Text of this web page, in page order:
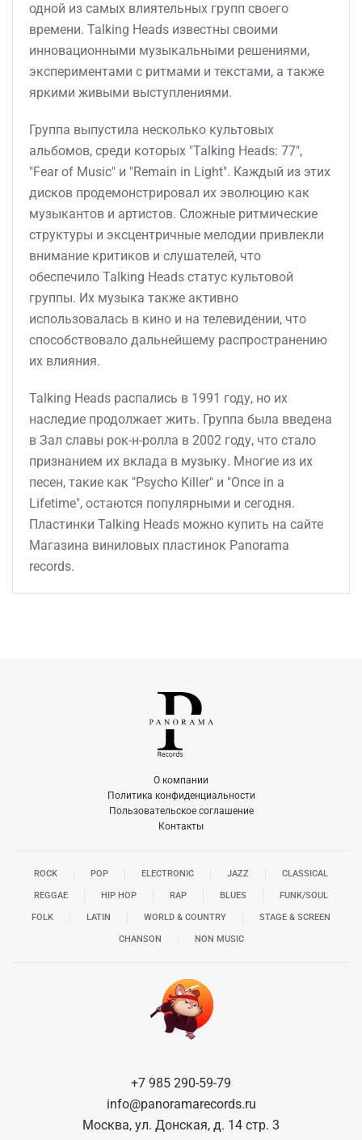
одной из самых влиятельных групп своего
времени. Talking Heads известны своими
инновационными музыкальными решениями,
экспериментами с ритмами и текстами, а также
яркими живыми выступлениями.
Группа выпустила несколько культовых
альбомов, среди которых "Talking Heads: 77",
"Fear of Music" и "Remain in Light". Каждый из этих
дисков продемонстрировал их эволюцию как
музыкантов и артистов. Сложные ритмические
структуры и эксцентричные мелодии привлекли
внимание критиков и слушателей, что
обеспечило Talking Heads статус культовой
группы. Их музыка также активно
использовалась в кино и на телевидении, что
способствовало дальнейшему распространению
их влияния.
Talking Heads распались в 1991 году, но их
наследие продолжает жить. Группа была введена
в Зал славы рок-н-ролла в 2002 году, что стало
признанием их вклада в музыку. Многие из их
песен, такие как "Psycho Killer" и "Once in a
Lifetime", остаются популярными и сегодня.
Пластинки Talking Heads можно купить на сайте
Магазина виниловых пластинок Panorama
records.
О компании
Политика конфиденциальности
Пользовательское соглашение
Контакты
ROCK POP ELECTRONIC JAZZ CLASSICAL
REGGAE HIP HOP RAP BLUES FUNK/SOUL
FOLK LATIN WORLD & COUNTRY STAGE & SCREEN
CHANSON NON MUSIC
+7 985 290-59-79
info@panoramarecords.ru
Москва, ул. Донская, д. 14 стр. 3